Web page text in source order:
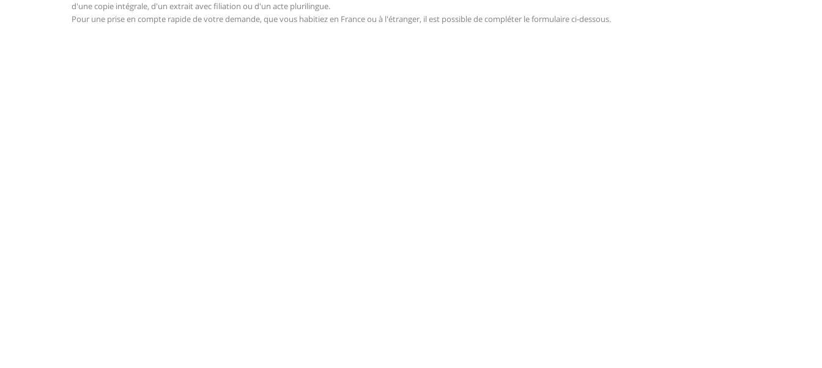
d'une copie intégrale, d'un extrait avec filiation ou d'un acte plurilingue.
Pour une prise en compte rapide de votre demande, que vous habitiez en France ou à l'étranger, il est possible de compléter le formulaire ci-dessous.